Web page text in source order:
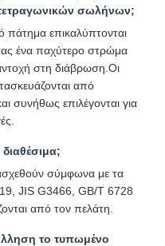
σωλήνων;
πάτημα επικαλύπτονται
ένα παχύτερο στρώμα
στη διάβρωση.Οι
από
συνήθως επιλέγονται για
σύμφωνα με τα
JIS G3466, GB/T 6728
από τον πελάτη.
το τυπωμένο